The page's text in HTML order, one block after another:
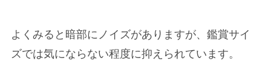
よくみると暗部にノイズがありますが、鑑賞サイ
ズでは気にならない程度に抑えられています。